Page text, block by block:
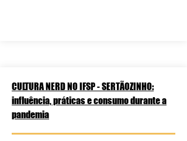
CULTURA NERD NO IFSP - SERTÃOZINHO:
influência, práticas e consumo durante a
pandemia